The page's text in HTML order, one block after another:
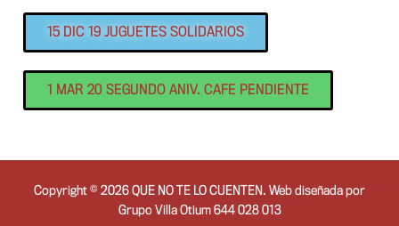
15 DIC 19 JUGUETES SOLIDARIOS
1 MAR 20 SEGUNDO ANIV. CAFE PENDIENTE
Copyright © 2026 QUE NO TE LO CUENTEN. Web diseñada por
Grupo Villa Otium 644 028 013